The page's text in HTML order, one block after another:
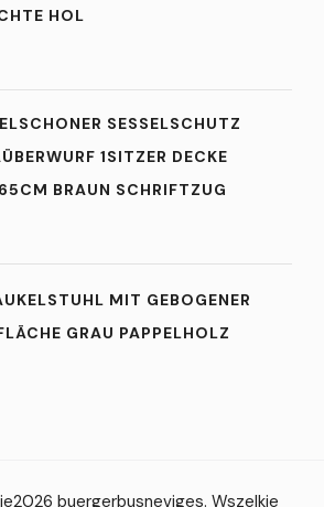
HOL
SESSELSCHUTZ
1SITZER DECKE
BRAUN SCHRIFTZUG
MIT GEBOGENER
GRAU PAPPELHOLZ
buergerbusneviges. Wszelkie